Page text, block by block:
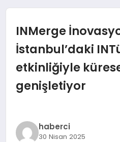
GÜNDEM
İZMIR HABERLERI
EĞITIM
EKONOMI
INMerge
İstanbul’daki
etkinliğiyle
genişletiyor
haberci
30 Nisan 2025